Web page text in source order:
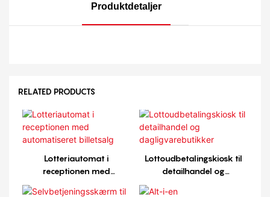
Produktdetaljer
RELATED PRODUCTS
Lotteriautomat i
receptionen med
automatiseret billetsalg
Lottoudbetalingskiosk til
detailhandel og